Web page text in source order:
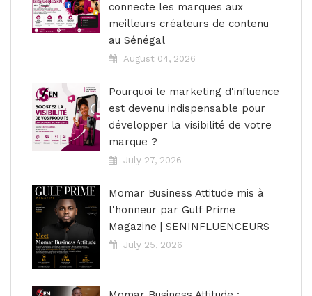
connecte les marques aux
meilleurs créateurs de contenu
au Sénégal
August 04, 2026
Pourquoi le marketing d'influence
est devenu indispensable pour
développer la visibilité de votre
marque ?
July 27, 2026
Momar Business Attitude mis à
l'honneur par Gulf Prime
Magazine | SENINFLUENCEURS
July 25, 2026